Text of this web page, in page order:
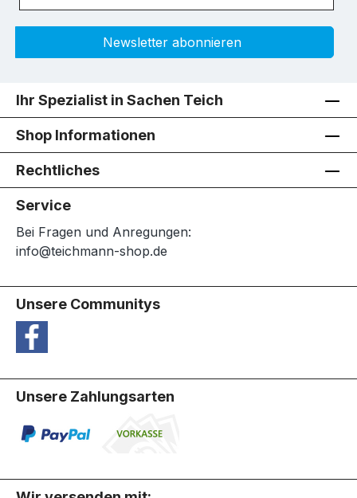
Newsletter abonnieren
Ihr Spezialist in Sachen Teich
Shop Informationen
Rechtliches
Service
Bei Fragen und Anregungen:
info@teichmann-shop.de
Unsere Communitys
Unsere Zahlungsarten